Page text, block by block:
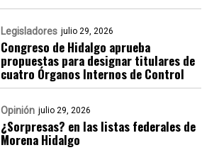
Legisladores julio 29, 2026
Congreso de Hidalgo aprueba
propuestas para designar titulares de
cuatro Órganos Internos de Control
Opinión julio 29, 2026
¿Sorpresas? en las listas federales de
Morena Hidalgo